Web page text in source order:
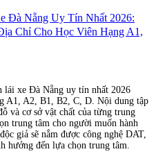
Đà Nẵng Uy Tín Nhất 2026:
Chỉ Cho Học Viên Hạng A1,
lái xe Đà Nẵng uy tín nhất 2026
A1, A2, B1, B2, C, D. Nội dung tập
và cơ sở vật chất của từng trung
trung tâm cho người muốn hành
giả sẽ nắm được công nghệ DAT,
hưởng đến lựa chọn trung tâm.